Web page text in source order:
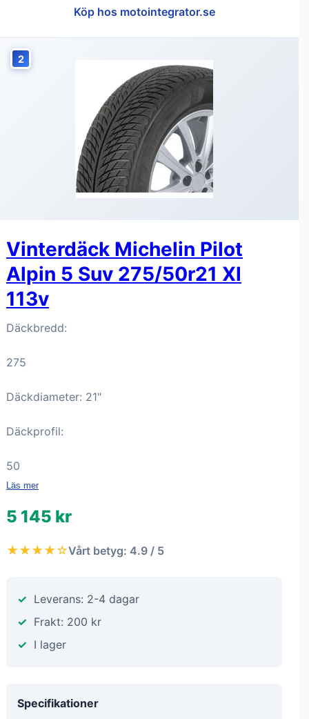
Köp hos motointegrator.se
2
Vinterdäck Michelin Pilot
Alpin 5 Suv 275/50r21 Xl
113v
Däckbredd:
275
Däckdiameter: 21"
Däckprofil:
50
Läs mer
5 145 kr
★★★★☆Vårt betyg: 4.9 / 5
Leverans: 2-4 dagar
Frakt: 200 kr
I lager
Specifikationer